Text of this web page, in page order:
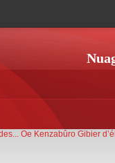
Oe Kenzabûro Gibier